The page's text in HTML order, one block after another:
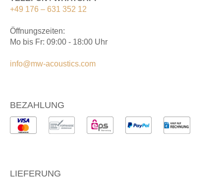
+49 176 – 631 352 12
Öffnungszeiten:
Mo bis Fr: 09:00 - 18:00 Uhr
info@mw-acoustics.com
BEZAHLUNG
LIEFERUNG